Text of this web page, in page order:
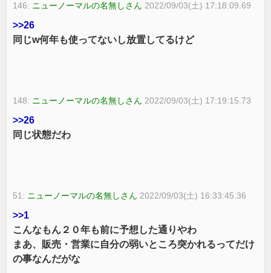
146: ニューノーマルの名無しさん 2022/09/03(土) 17:18:09.69
>>26
同じw何年も使ってないし放置してるけど
148: ニューノーマルの名無しさん 2022/09/03(土) 17:19:15.73
>>26
同じ状態だわ
51: ニューノーマルの名無しさん 2022/09/03(土) 16:33:45.36
>>1
こんなもん２０年も前に予想した通りやわ
まあ、販売・営業に自分の弱いところ突かれるってだけ
の事なんだがな